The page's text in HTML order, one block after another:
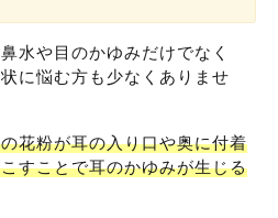
水や目のかゆみだけでなく
に悩む方も少なくありませ
花粉が耳の入り口や奥に付着
すことで耳のかゆみが生じる